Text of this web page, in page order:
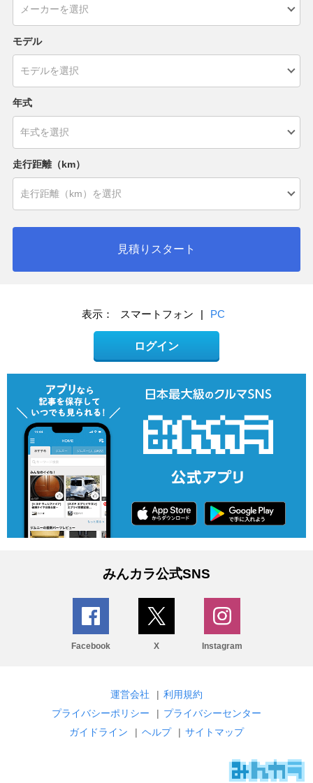
モデル
年式
走行距離（km）
見積りスタート
表示： スマートフォン | PC
ログイン
みんカラ公式SNS
Facebook X Instagram
運営会社 | 利用規約
プライバシーポリシー
| プライバシーセンター
ガイドライン
| ヘルプ | サイトマップ